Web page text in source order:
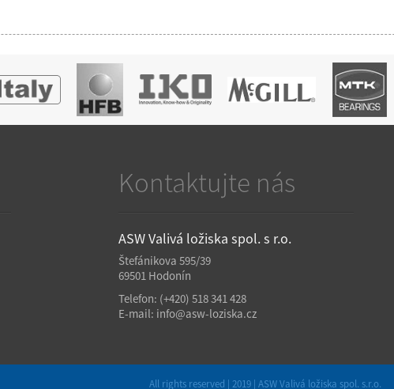
Kontaktujte nás
ASW Valivá ložiska spol. s r.o.
Štefánikova 595/39
69501 Hodonín
Telefon: (+420) 518 341 428
E-mail: info@asw-loziska.cz
All rights reserved | 2019 | ASW Valivá ložiska spol. s.r.o.